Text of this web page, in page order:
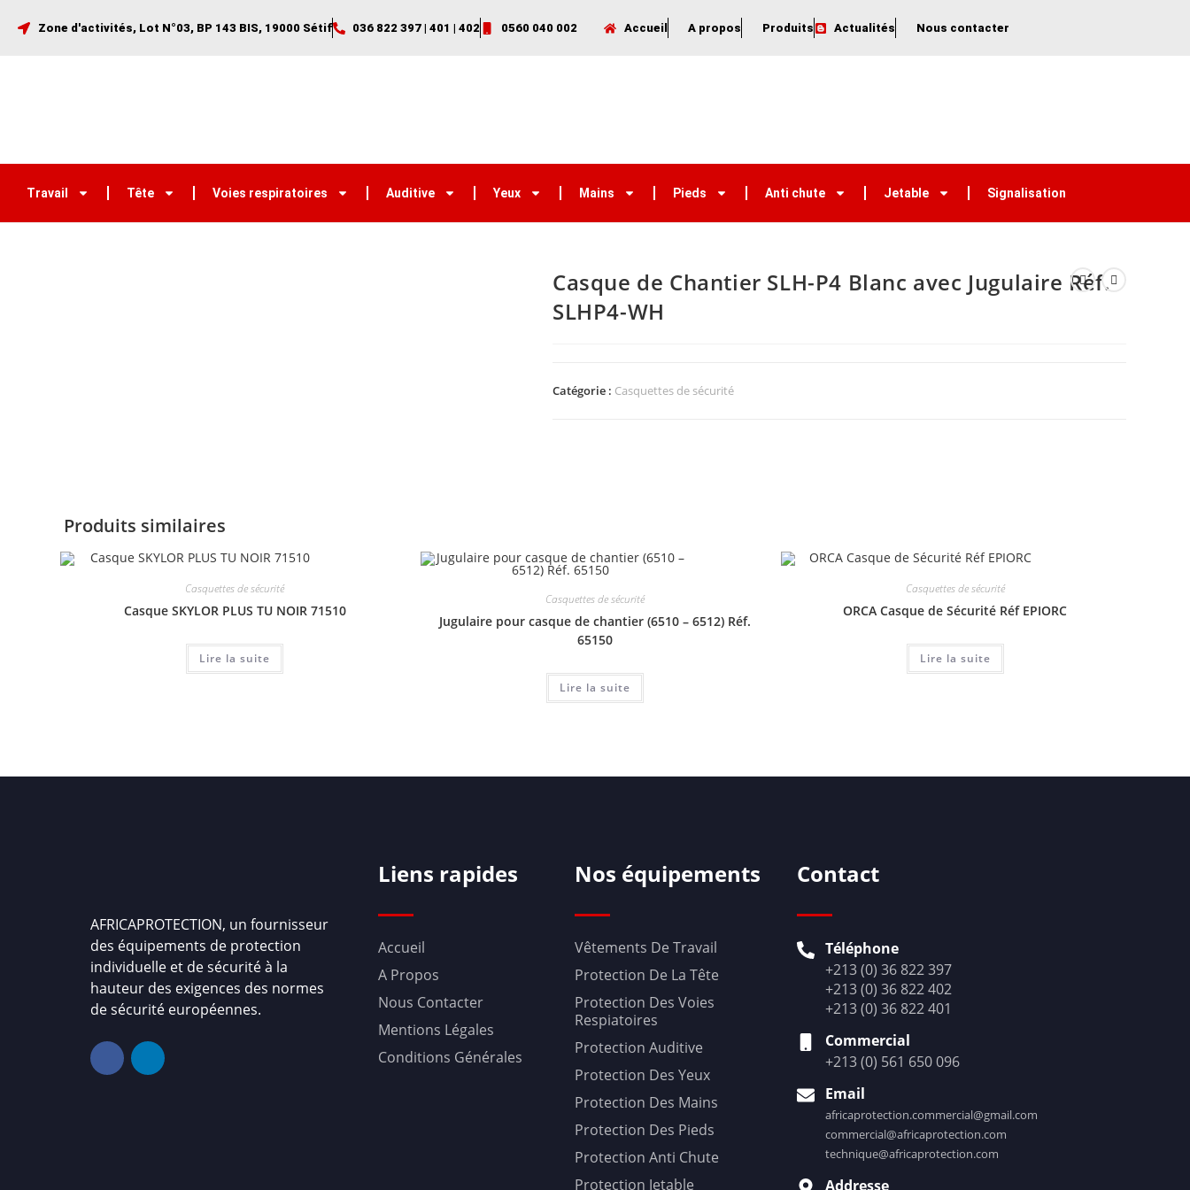
Zone d'activités, Lot N°03, BP 143 BIS, 19000 Sétif 036 822 397 | 401 | 402 0560 040 002 Accueil A propos Produits Actualités Nous contacter
Travail Tête Voies respiratoires Auditive Yeux Mains Pieds Anti chute Jetable Signalisation
Casque de Chantier SLH-P4 Blanc avec Jugulaire Réf.
SLHP4-WH
Catégorie : Casquettes de sécurité
Produits similaires
Casquettes de sécurité
Casque SKYLOR PLUS TU NOIR 71510
Lire la suite
Casquettes de sécurité
Jugulaire pour casque de chantier (6510 – 6512) Réf.
65150
Lire la suite
Casquettes de sécurité
ORCA Casque de Sécurité Réf EPIORC
Lire la suite
AFRICAPROTECTION, un fournisseur
des équipements de protection
individuelle et de sécurité à la
hauteur des exigences des normes
de sécurité européennes.
Liens rapides
Accueil
A Propos
Nous Contacter
Mentions Légales
Conditions Générales
Nos équipements
Vêtements De Travail
Protection De La Tête
Protection Des Voies
Respiatoires
Protection Auditive
Protection Des Yeux
Protection Des Mains
Protection Des Pieds
Protection Anti Chute
Protection Jetable
Contact
Téléphone
+213 (0) 36 822 397
+213 (0) 36 822 402
+213 (0) 36 822 401
Commercial
+213 (0) 561 650 096
Email
africaprotection.commercial@gmail.com
commercial@africaprotection.com
technique@africaprotection.com
Addresse